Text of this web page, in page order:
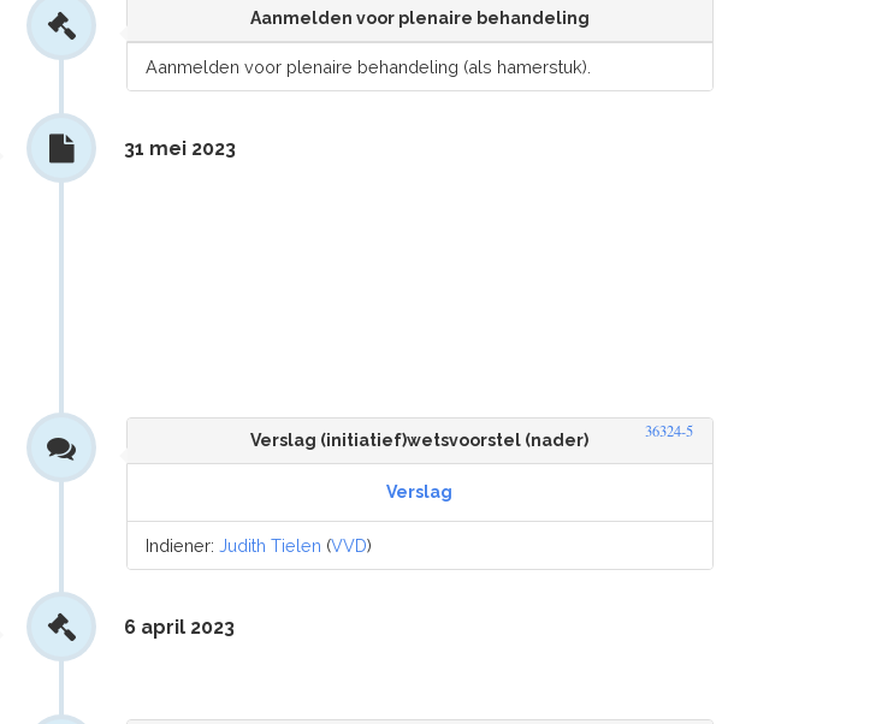
Aanmelden voor plenaire behandeling
Aanmelden voor plenaire behandeling (als hamerstuk).
31 mei 2023
Verslag (initiatief)wetsvoorstel (nader) 36324-5
Verslag
Indiener:Judith Tielen (VVD)
6 april 2023